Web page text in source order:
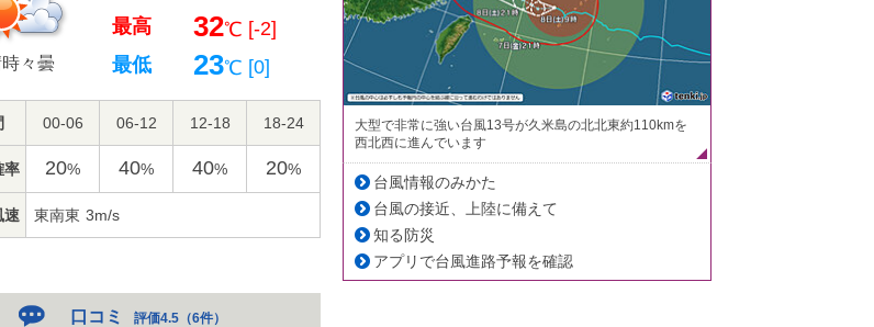
々曇
最高 32℃ [-2]
最低
23℃ [0]
00-06 06-12 12-18 18-24
率 20% 40% 40% 20%
速 東南東 3m/s
口コミ 評価4.5（6件）
大型で非常に強い台風13号が久米島の北北東約110kmを
西北西に進んでいます
台風情報のみかた
台風の接近、上陸に備えて
知る防災
アプリで台風進路予報を確認